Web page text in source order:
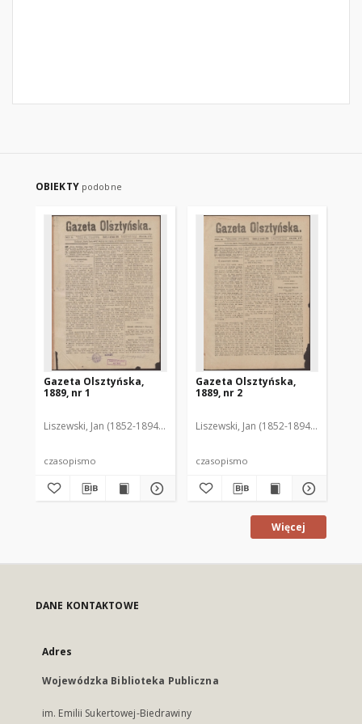
OBIEKTY podobne
Gazeta Olsztyńska,
1889, nr 1
Liszewski, Jan (1852-1894). Red.
czasopismo
Gazeta Olsztyńska,
1889, nr 2
Liszewski, Jan (1852-1894). Red.
czasopismo
Więcej
DANE KONTAKTOWE
Adres
Wojewódzka Biblioteka Publiczna
im. Emilii Sukertowej-Biedrawiny